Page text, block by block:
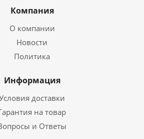
Компания
О компании
Новости
Политика
Информация
доставки
на товар
и Ответы